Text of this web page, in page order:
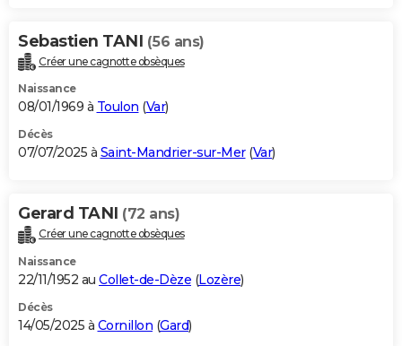
Sebastien TANI (56 ans)
Créer une cagnotte obsèques
Naissance
08/01/1969 à Toulon (Var)
Décès
07/07/2025 à Saint-Mandrier-sur-Mer(Var)
Gerard TANI (72 ans)
Créer une cagnotte obsèques
Naissance
22/11/1952 au Collet-de-Dèze (Lozère)
Décès
14/05/2025 à Cornillon (Gard)